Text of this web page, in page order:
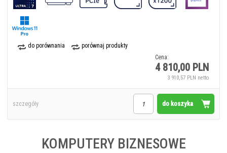
do porównania
porównaj produkty
Cena:
4 810,00 PLN
3 910,57 PLN netto
do koszyka
szczegóły
KOMPUTERY BIZNESOWE